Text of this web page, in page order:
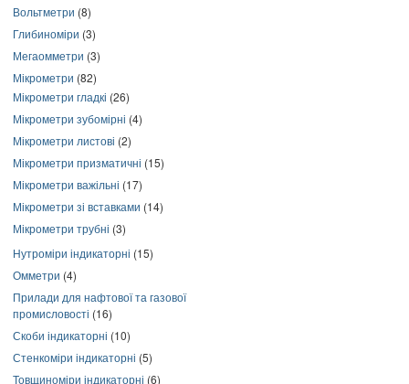
Вольтметри (8)
Глибиноміри (3)
Мегаомметри (3)
Мікрометри (82)
Мікрометри гладкі (26)
Мікрометри зубомірні (4)
Мікрометри листові (2)
Мікрометри призматичні (15)
Мікрометри важільні (17)
Мікрометри зі вставками (14)
Мікрометри трубні (3)
Нутроміри індикаторні (15)
Омметри (4)
Прилади для нафтової та газової
промисловості (16)
Скоби індикаторні (10)
Стенкоміри індикаторні (5)
Товщиноміри індикаторні (6)